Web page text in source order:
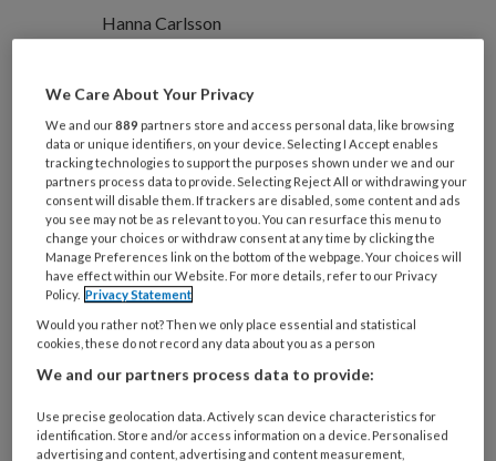
Hanna Carlsson
Sociaal werk wordt steeds belangrijker
in de zorg en ondersteuning voor
ouderen. Dat geldt zeker in de grote
steden, waar de diversiteit onder
ouderen snel toeneemt. Het
overbruggen van sociale afstand en
het werken aan vertrouwen is een
voorwaarde voor goede en
toegankelijke zorg. Studenten sociaal
migratieachtergrond hebben, kunnen
We Care About Your Privacy
We and our889 partners store and access personal data, like browsing
data or unique identifiers, on your device. Selecting I Accept enables
tracking technologies to support the purposes shown under we and our
partners process data to provide. Selecting Reject All or withdrawing your
consent will disable them. If trackers are disabled, some content and ads
you see may not be as relevant to you. You can resurface this menu to
change your choices or withdraw consent at any time by clicking the
Manage Preferences link on the bottom of the webpage. Your choices will
have effect within our Website. For more details, refer to our Privacy
Policy. Privacy Statement
Would you rather not? Then we only place essential and statistical
cookies, these do not record any data about you as a person
We and our partners process data to provide:
Use precise geolocation data. Actively scan device characteristics for
identification. Store and/or access information on a device. Personalised
advertising and content, advertising and content measurement,